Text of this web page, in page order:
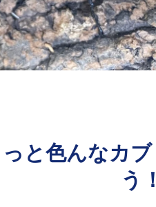
っと色んなカ
う